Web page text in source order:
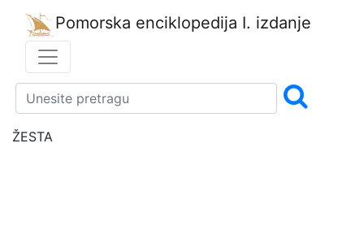
Pomorska enciklopedija I. izdanje
ŽESTA